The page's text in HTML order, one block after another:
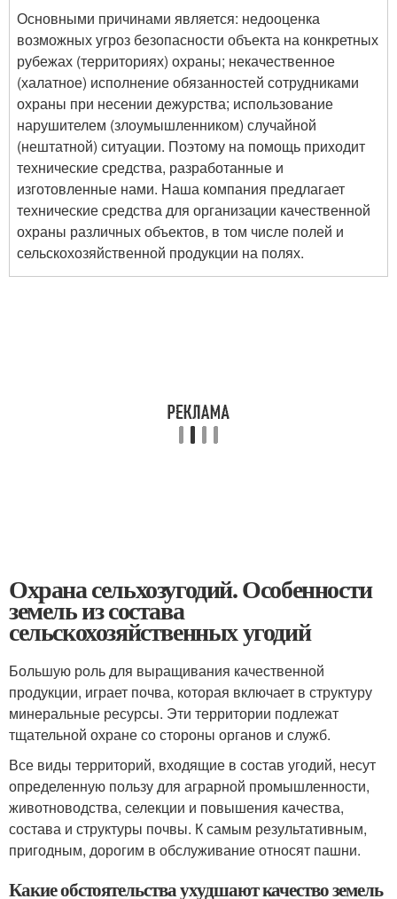
Основными причинами является: недооценка
возможных угроз безопасности объекта на конкретных
рубежах (территориях) охраны; некачественное
(халатное) исполнение обязанностей сотрудниками
охраны при несении дежурства; использование
нарушителем (злоумышленником) случайной
(нештатной) ситуации. Поэтому на помощь приходит
технические средства, разработанные и
изготовленные нами. Наша компания предлагает
технические средства для организации качественной
охраны различных объектов, в том числе полей и
сельскохозяйственной продукции на полях.
Охрана сельхозугодий. Особенности
земель из состава
сельскохозяйственных угодий
Большую роль для выращивания качественной
продукции, играет почва, которая включает в структуру
минеральные ресурсы. Эти территории подлежат
тщательной охране со стороны органов и служб.
Все виды территорий, входящие в состав угодий, несут
определенную пользу для аграрной промышленности,
животноводства, селекции и повышения качества,
состава и структуры почвы. К самым результативным,
пригодным, дорогим в обслуживание относят пашни.
Какие обстоятельства ухудшают качество земель